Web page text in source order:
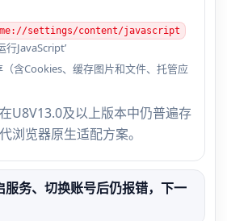
settings/content/javascript
行JavaScript’
含Cookies、缓存图片和文件、托管应
U8V13.0及以上版本中仍普遍存
浏览器原生适配方案。
服务、切换账号后仍报错，下一